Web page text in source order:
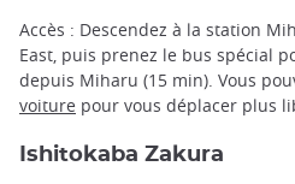
Accès : Descendez à la station
East, puis prenez le bus spécial
depuis Miharu (15 min). Vous
voiture pour vous déplacer plus
Ishitokaba Zakura